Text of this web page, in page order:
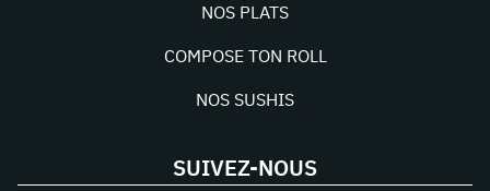
NOS PLATS
COMPOSE TON ROLL
NOS SUSHIS
SUIVEZ-NOUS